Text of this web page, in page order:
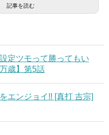
記事を読む
定ツモって勝ってもい
歳】第5話
エンジョイ!! [真打 吉宗]